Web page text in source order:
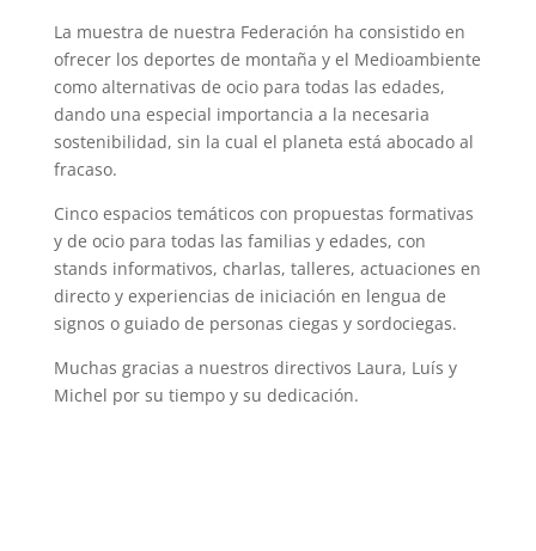
La muestra de nuestra Federación ha consistido en
ofrecer los deportes de montaña y el Medioambiente
como alternativas de ocio para todas las edades,
dando una especial importancia a la necesaria
sostenibilidad, sin la cual el planeta está abocado al
fracaso.
Cinco espacios temáticos con propuestas formativas
y de ocio para todas las familias y edades, con
stands informativos, charlas, talleres, actuaciones en
directo y experiencias de iniciación en lengua de
signos o guiado de personas ciegas y sordociegas.
Muchas gracias a nuestros directivos Laura, Luís y
Michel por su tiempo y su dedicación.